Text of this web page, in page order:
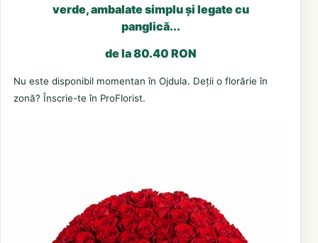
verde, ambalate simplu și legate cu
panglică...
de la 80.40 RON
Nu este disponibil momentan în Ojdula. Deții o florărie în
zonă? Înscrie-te în ProFlorist.